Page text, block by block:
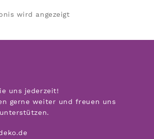
wird angezeigt
uns jederzeit!
gerne weiter und freuen uns